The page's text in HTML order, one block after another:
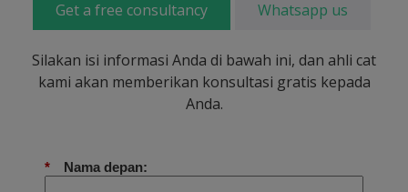
Get a free consultancy Whatsapp us
Silakan isi informasi Anda di bawah ini, dan ahli cat
kami akan memberikan konsultasi gratis kepada
Anda.